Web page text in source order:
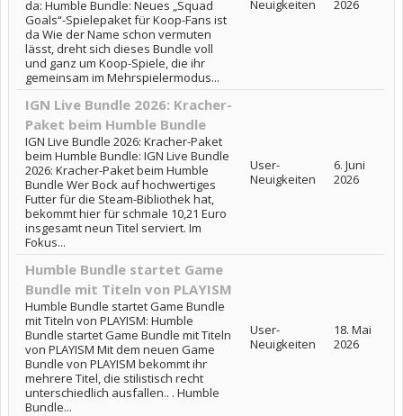
da: Humble Bundle: Neues „Squad
Goals“-Spielepaket für Koop-Fans ist
da Wie der Name schon vermuten
lässt, dreht sich dieses Bundle voll
und ganz um Koop-Spiele, die ihr
gemeinsam im Mehrspielermodus...
Neuigkeiten 2026
IGN Live Bundle 2026: Kracher-
Paket beim Humble Bundle
IGN Live Bundle 2026: Kracher-Paket
beim Humble Bundle: IGN Live Bundle
2026: Kracher-Paket beim Humble
Bundle Wer Bock auf hochwertiges
Futter für die Steam-Bibliothek hat,
bekommt hier für schmale 10,21 Euro
insgesamt neun Titel serviert. Im
Fokus...
User-
Neuigkeiten
6. Juni
2026
Humble Bundle startet Game
Bundle mit Titeln von PLAYISM
Humble Bundle startet Game Bundle
mit Titeln von PLAYISM: Humble
Bundle startet Game Bundle mit Titeln
von PLAYISM Mit dem neuen Game
Bundle von PLAYISM bekommt ihr
mehrere Titel, die stilistisch recht
unterschiedlich ausfallen.. . Humble
Bundle...
User-
Neuigkeiten
18. Mai
2026